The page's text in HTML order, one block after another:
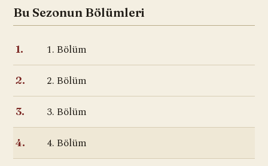
Bu Sezonun Bölümleri
1. 1. Bölüm
2. 2. Bölüm
3. 3. Bölüm
4. 4. Bölüm